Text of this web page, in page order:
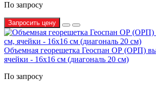
По запросу
Запросить цену
Объемная георешетка Геоспан ОР (ОРП)
ячейки - 16х16 см (диагональ 20 см)
По запросу